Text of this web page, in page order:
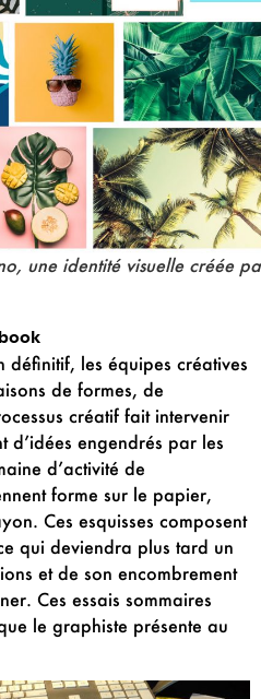
une identité visuelle créée
définitif, les équipes créatives
de formes, de
créatif fait intervenir
d’idées engendrés par les
d’activité de
forme sur le papier,
Ces esquisses composent
qui deviendra plus tard un
et de son encombrement
Ces essais sommaires
le graphiste présente au